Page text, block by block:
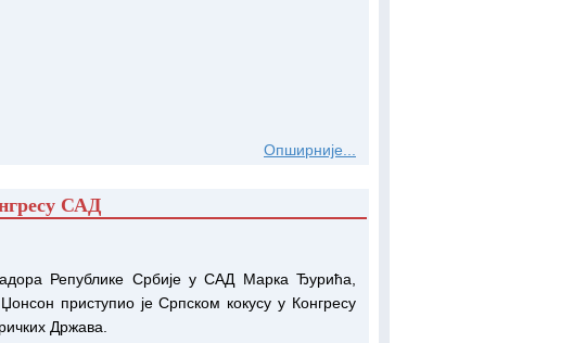
Опширније...
САД
Републике Србије у САД Марка Ђурића,
приступио је Српском кокусу у Конгресу
Држава.